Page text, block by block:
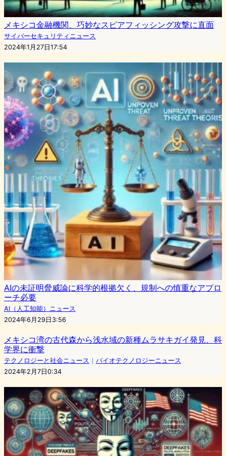
メキシコ金融機関、巧妙なスピアフィッシング攻撃に直面
サイバーセキュリティニュース
2024年1月27日17:54
AIの未証明脅威論に科学的根拠欠く、規制への慎重なアプロ
ーチ必要
AI（人工知能）ニュース
2024年6月29日3:56
メキシコ湾の古代森から浅水域の新種ムラサキガイ発見、科
学界に衝撃
テクノロジーと社会ニュース ｜ バイオテクノロジーニュース
2024年2月7日0:34